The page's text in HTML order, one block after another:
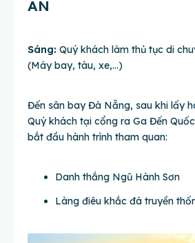
AN
Sáng: Quý khách làm thủ tục di
(Máy bay, tàu, xe,…)
Đến sân bay Đà Nẵng, sau khi lấy
Quý khách tại cổng ra Ga Đến
bắt đầu hành trình tham quan:
Danh thắng Ngũ Hành Sơn
Làng điêu khắc đá truyền